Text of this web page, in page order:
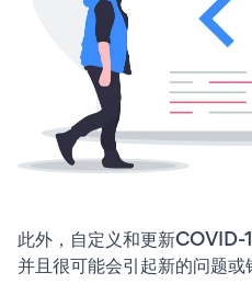
此外，自定义和更新COVID-
并且很可能会引起新的问题或